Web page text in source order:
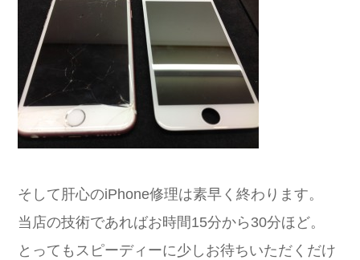
そして肝心のiPhone修理は素早く終わります。
当店の技術であればお時間15分から30分ほど。
とってもスピーディーに少しお待ちいただくだけ